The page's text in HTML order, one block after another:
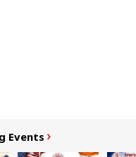
Events